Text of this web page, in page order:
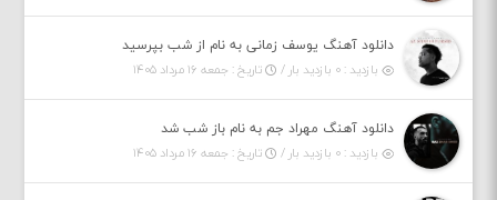
دانلود آهنگ یوسف زمانی به نام از شب بپرسید
بازدید : ۰ بازدید بار /
تاریخ : جمعه ۱۶ مرداد ۱۴۰۵
دانلود آهنگ مهراد جم به نام باز شب شد
بازدید : ۰ بازدید بار /
تاریخ : جمعه ۱۶ مرداد ۱۴۰۵